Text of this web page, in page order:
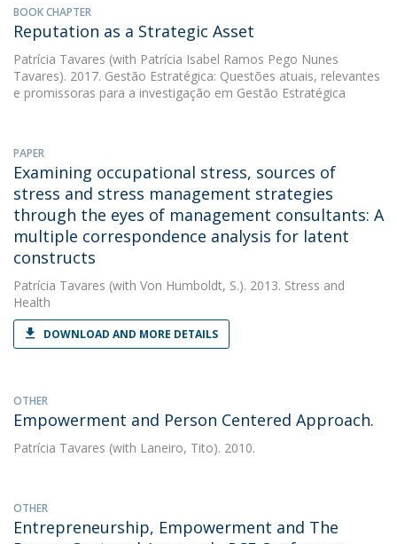
BOOK CHAPTER
Reputation as a Strategic Asset
Patrícia Tavares (with Patrícia Isabel Ramos Pego Nunes
Tavares). 2017. Gestão Estratégica: Questões atuais, relevantes
e promissoras para a investigação em Gestão Estratégica
PAPER
Examining occupational stress, sources of
stress and stress management strategies
through the eyes of management consultants: A
multiple correspondence analysis for latent
constructs
Patrícia Tavares (with Von Humboldt, S.). 2013. Stress and
Health
DOWNLOAD AND MORE DETAILS
OTHER
Empowerment and Person Centered Approach.
Patrícia Tavares (with Laneiro, Tito). 2010.
OTHER
Entrepreneurship, Empowerment and The